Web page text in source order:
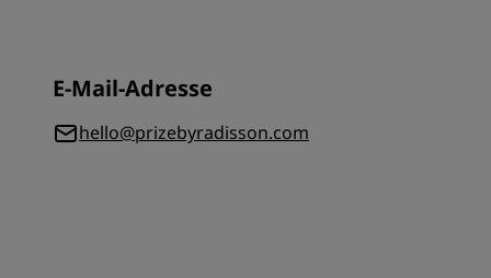
E-Mail-Adresse
hello@prizebyradisson.com